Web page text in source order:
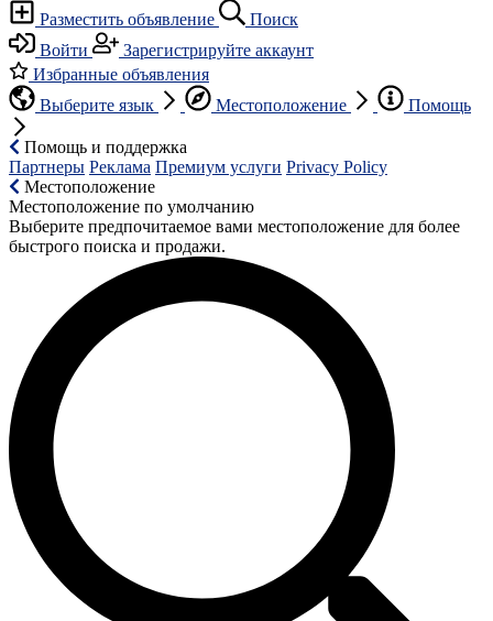
Разместить объявление
Поиск
Войти
Зарегистрируйте аккаунт
Избранные объявления
Выберите язык
Местоположение Помощь
Помощь и поддержка
Партнеры Реклама Премиум услуги Privacy Policy
Местоположение
Местоположение по умолчанию
Выберите предпочитаемое вами местоположение для более
быстрого поиска и продажи.